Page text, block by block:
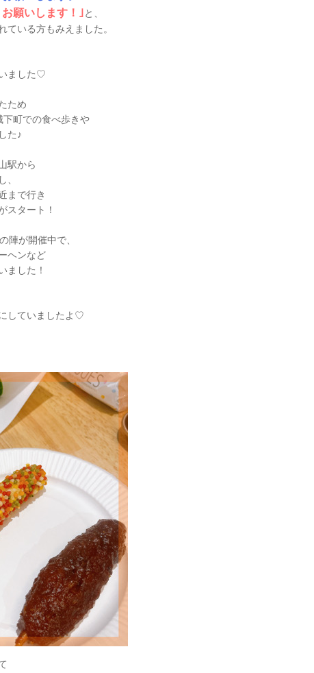
願いします！｣ と、
いる方もみえました。
ました♡
ため
町での食べ歩きや
た♪
駅から
、
まで行き
スタート！
陣が開催中で、
ヘンなど
ました！
していましたよ♡